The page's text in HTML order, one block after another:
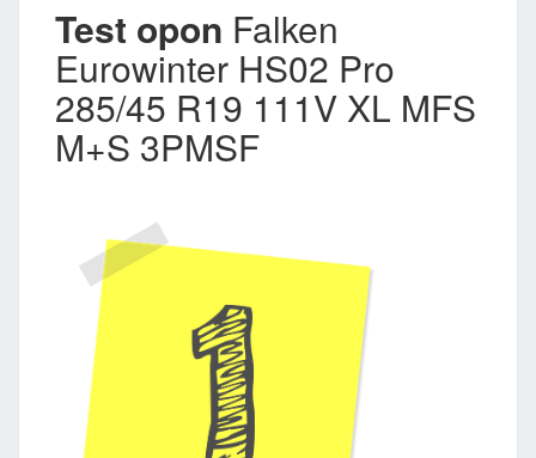
Test opon Falken
Eurowinter HS02 Pro
285/45 R19 111V XL MFS
M+S 3PMSF